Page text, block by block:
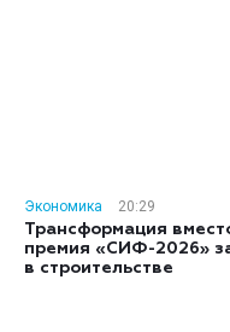
Экономика
20:29
Трансформация
премия «СИФ-2026»
в строительстве